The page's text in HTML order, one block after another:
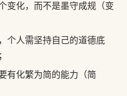
变化，而不是墨守成规（变
个人需坚持自己的道德底
有化繁为简的能力（简